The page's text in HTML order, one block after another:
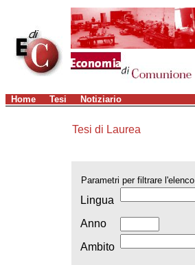
Home Tesi Notiziario
Tesi di Laurea
Parametri per filtrare l'elenco
Lingua
Anno
Ambito